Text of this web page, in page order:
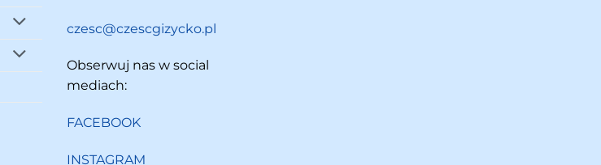
czesc@czescgizycko.pl
Obserwuj nas w social
mediach:
FACEBOOK
INSTAGRAM